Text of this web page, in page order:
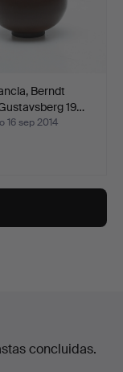
Berndt
19…
16 sep 2014
concluidas.